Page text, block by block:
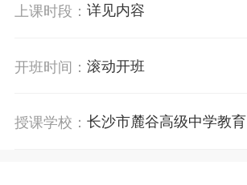
上课时段： 详见内容
开班时间： 滚动开班
授课学校： 长沙市麓谷高级中学教育